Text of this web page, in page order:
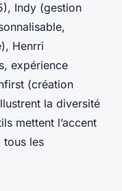
Indy (gestion
Henrri
expérience
(création
la diversité
mettent l’accent
tous les